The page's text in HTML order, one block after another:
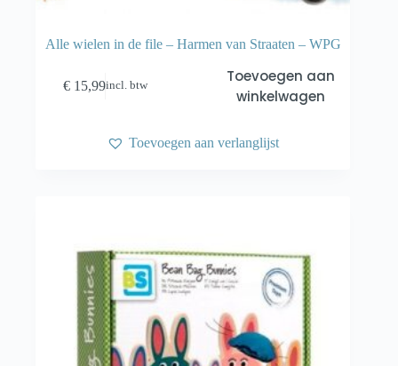
Alle wielen in de file – Harmen van Straaten – WPG
€ 15,99incl. btw
Toevoegen aan
winkelwagen
Toevoegen aan verlanglijst